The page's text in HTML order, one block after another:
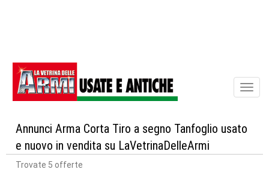
Annunci Arma Corta Tiro a segno Tanfoglio usato
e nuovo in vendita su LaVetrinaDelleArmi
Trovate 5 offerte